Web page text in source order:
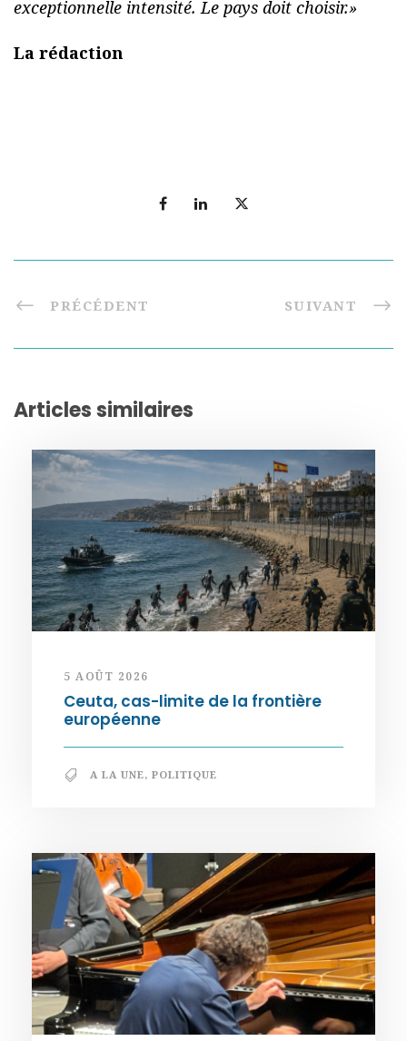
exceptionnelle intensité. Le pays doit choisir.»
La rédaction
PRÉCÉDENT SUIVANT
Articles similaires
5 AOÛT 2026
Ceuta, cas-limite de la frontière
européenne
A LA UNE, POLITIQUE